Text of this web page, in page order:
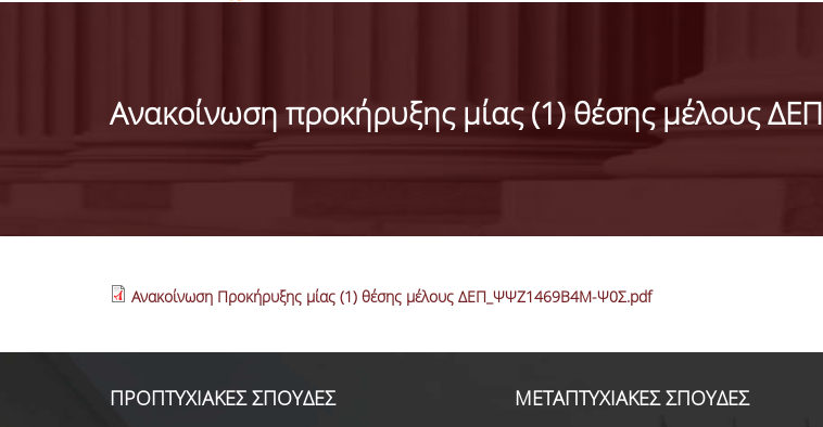
Ανακοίνωση προκήρυξης μίας (1) θέσης μέλους ΔΕΠ
Ανακοίνωση Προκήρυξης μίας (1) θέσης μέλους ΔΕΠ_ΨΨΖ1469Β4Μ-Ψ0Σ.pdf
ΠΡΟΠΤΥΧΙΑΚΕΣ ΣΠΟΥΔΕΣ ΜΕΤΑΠΤΥΧΙΑΚΕΣ ΣΠΟΥΔΕΣ